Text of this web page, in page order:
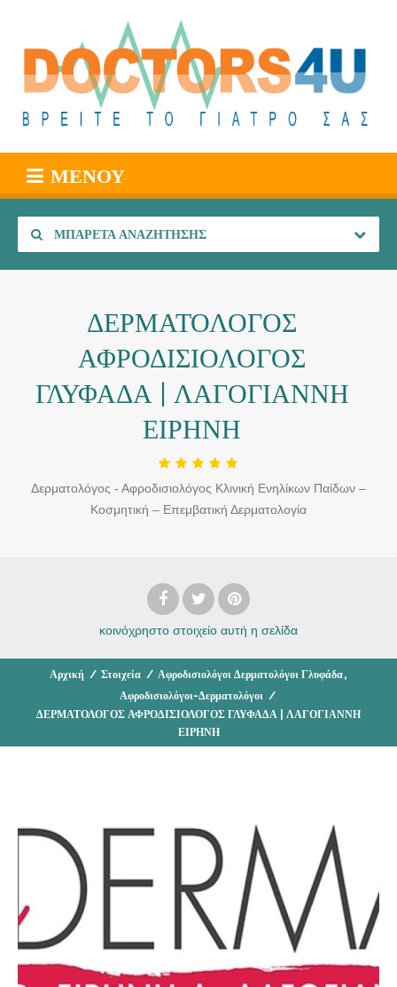
ΜΕΝΟΎ
ΜΠΑΡΈΤΑ ΑΝΑΖΉΤΗΣΗΣ
ΔΕΡΜΑΤΟΛΟΓΟΣ
ΑΦΡΟΔΙΣΙΟΛΟΓΟΣ
ΓΛΥΦΑΔΑ | ΛΑΓΟΓΙΑΝΝΗ
ΕΙΡΗΝΗ
Δερματολόγος - Αφροδισιολόγος Κλινική Ενηλίκων Παίδων –
Κοσμητική – Επεμβατική Δερματολογία
κοινόχρηστο στοιχείο αυτή η σελίδα
Αρχική / Στοιχεία / Αφροδισιολόγοι Δερματολόγοι Γλυφάδα,
Αφροδισιολόγοι-Δερματολόγοι /
ΔΕΡΜΑΤΟΛΟΓΟΣ ΑΦΡΟΔΙΣΙΟΛΟΓΟΣ ΓΛΥΦΑΔΑ | ΛΑΓΟΓΙΑΝΝΗ
ΕΙΡΗΝΗ